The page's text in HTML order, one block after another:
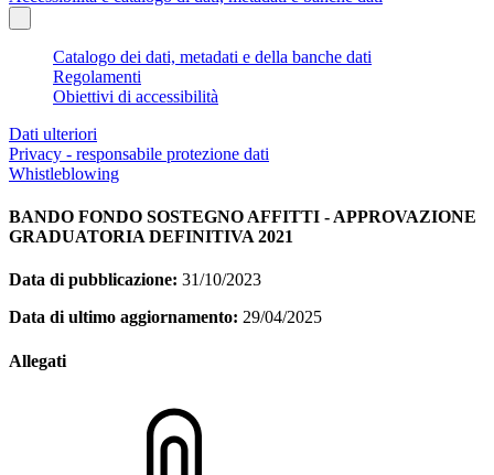
Catalogo dei dati, metadati e della banche dati
Regolamenti
Obiettivi di accessibilità
Dati ulteriori
Privacy - responsabile protezione dati
Whistleblowing
BANDO FONDO SOSTEGNO AFFITTI - APPROVAZIONE
GRADUATORIA DEFINITIVA 2021
Data di pubblicazione: 31/10/2023
Data di ultimo aggiornamento: 29/04/2025
Allegati